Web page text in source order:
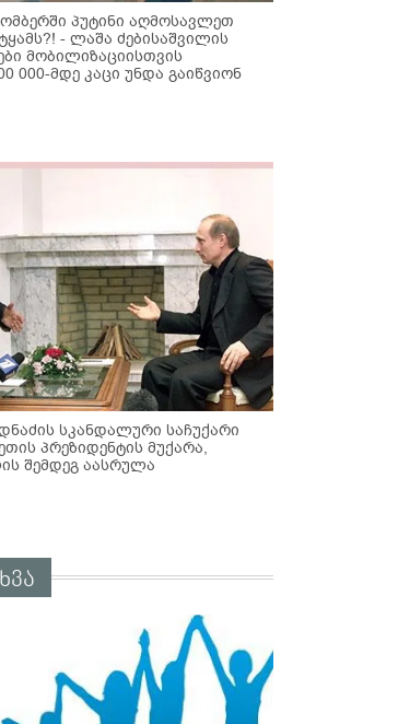
პუტინი აღმოსავლეთ
- ლაშა ძებისაშვილის
მობი­ლიზაციისთვის
000-მდე კაცი უნდა გაიწვიონ
სკანდალური საჩუქარი
პრეზიდენტის მუქარა,
შემდეგ აასრულა